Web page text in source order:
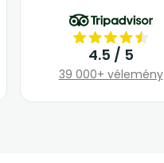
4.5 / 5
39 000+ vélemény